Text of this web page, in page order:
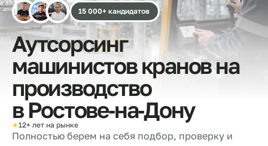
15 000+ кандидатов
Аутсорсинг
машинистов кранов на
производство
вРостове‑на‑Дону
★12+ лет на рынке
Полностью берем на себя подбор, проверку и